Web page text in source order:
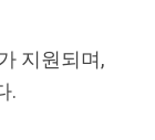
지원되며,
.